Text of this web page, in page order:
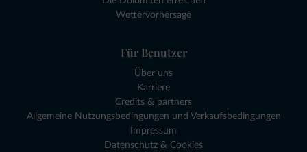
Wettervorhersage
Für Benutzer
Über uns
Karriere
Credits & partners
Allgemeine Nutzungsbedingungen und Verkaufsbedingungen
Impressum
Datenschutz & Cookies